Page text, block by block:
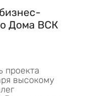
Дома ВСК
проекта
высокому